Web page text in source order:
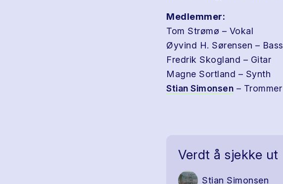
Medlemmer:
Tom Strømø – Vokal
Øyvind H. Sørensen – Bass
Fredrik Skogland – Gitar
Magne Sortland – Synth
Stian Simonsen – Trommer
Verdt å sjekke ut
Stian Simonsen